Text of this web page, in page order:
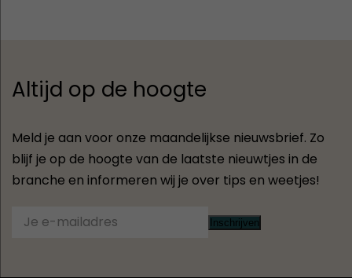
Altijd op de hoogte
Meld je aan voor onze maandelijkse nieuwsbrief. Zo
blijf je op de hoogte van de laatste nieuwtjes in de
branche en informeren wij je over tips en weetjes!
Inschrijven